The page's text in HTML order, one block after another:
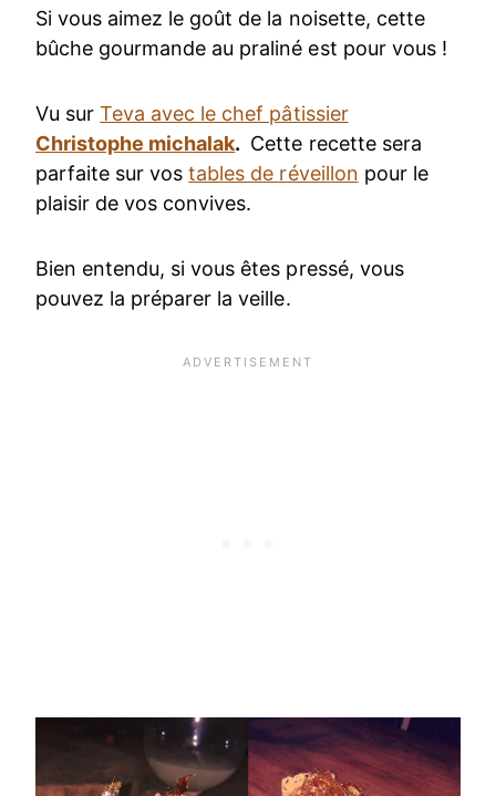
Si vous aimez le goût de la noisette, cette
bûche gourmande au praliné est pour vous !
Vu surTeva avec le chef pâtissier
Christophe michalak. Cette recette sera
parfaite sur vostables de réveillon pour le
plaisir de vos convives.
Bien entendu, si vous êtes pressé, vous
pouvez la préparer la veille.